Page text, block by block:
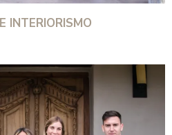
INTERIORISMO